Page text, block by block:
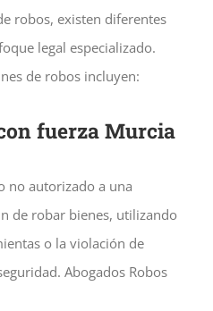
robos, existen diferentes
legal especializado.
de robos incluyen:
fuerza Murcia
no autorizado a una
de robar bienes, utilizando
o la violación de
Abogados Robos